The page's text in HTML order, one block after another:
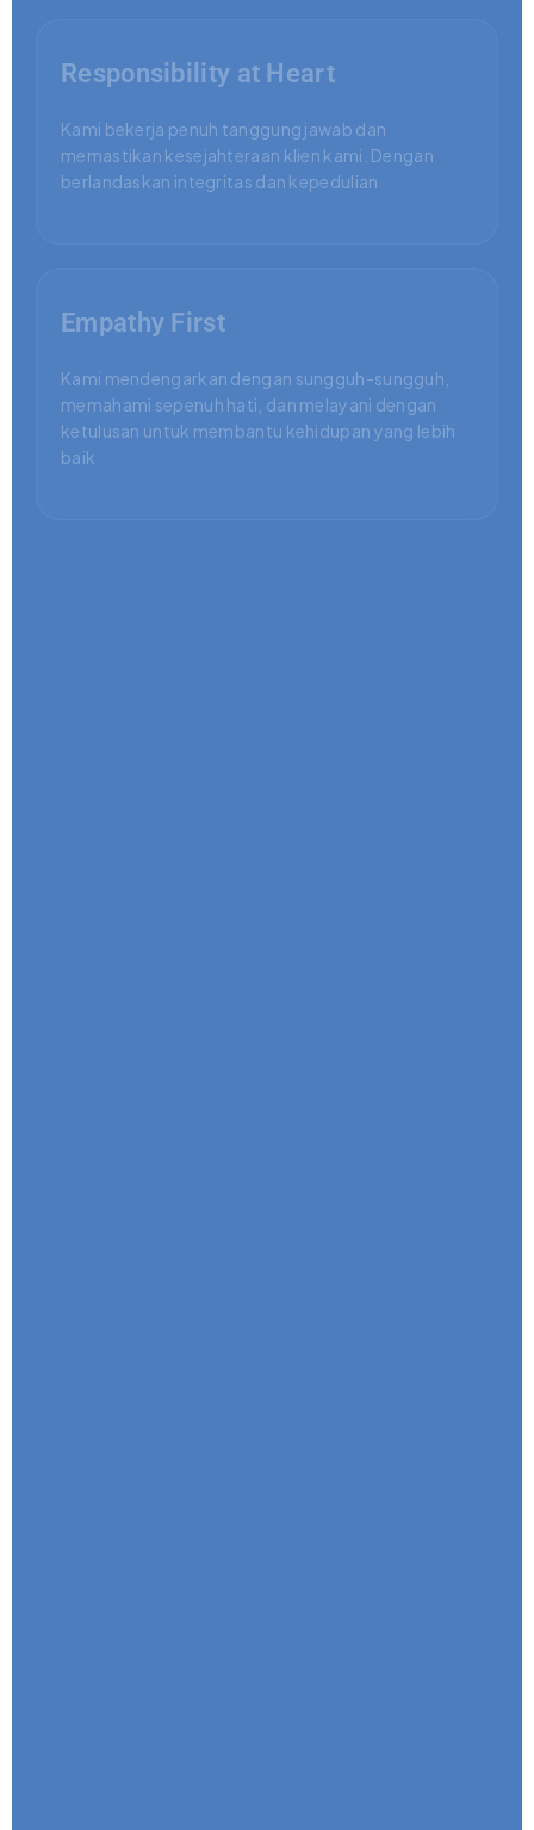
Responsibility at Heart
Kami bekerja penuh tanggung jawab dan
memastikan kesejahteraan klien kami. Dengan
berlandaskan integritas dan kepedulian
Empathy First
Kami mendengarkan dengan sungguh-sungguh,
memahami sepenuh hati, dan melayani dengan
ketulusan untuk membantu kehidupan yang lebih
baik